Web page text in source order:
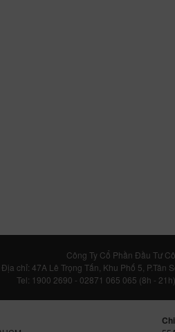
Công Ty Cổ Phần Đầu Tư
Địa chỉ: 47A Lê Trọng Tấn, Khu Phố 5, P.Tân
Tel: 1900 2690 - 02871 065 065 (8h -